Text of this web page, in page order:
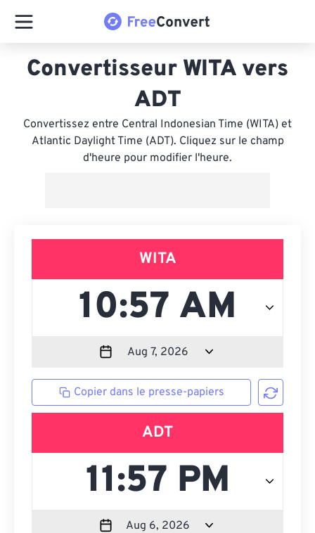
Convertisseur WITA vers
ADT
Convertissez entre Central Indonesian Time (WITA) et
Atlantic Daylight Time (ADT). Cliquez sur le champ
d'heure pour modifier l'heure.
WITA
Copier dans le presse-papiers
ADT